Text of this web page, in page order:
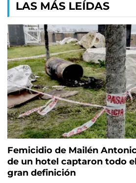
LAS MÁS LEÍDAS
Femicidio de Mailén
de un hotel captaron todo
gran definición